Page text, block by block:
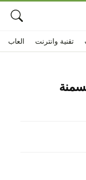
تقنية وانترنت العاب